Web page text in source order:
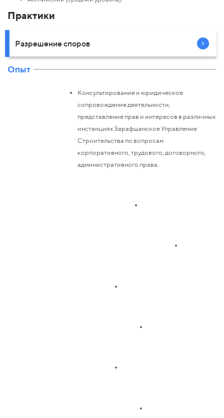
Практики
Разрешение споров
Опыт
Консультирование и юридическое
сопровождение деятельности,
представление прав и интересов в различных
инстанциях Зарафшанское Управление
Строительства по вопросам
корпоративного, трудового, договорного,
административного права.